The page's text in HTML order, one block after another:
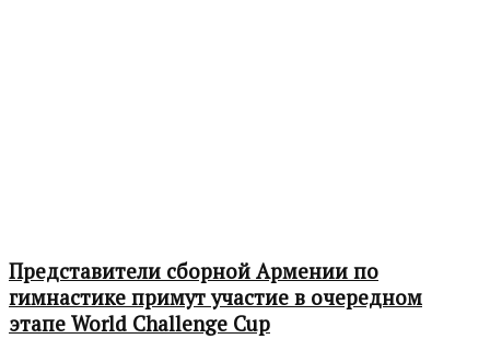
Представители сборной Армении по
гимнастике примут участие в очередном
этапе World Challenge Cup